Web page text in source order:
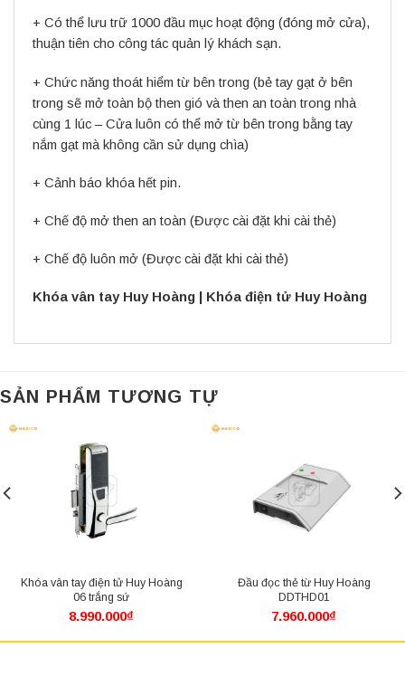
+ Có thể lưu trữ 1000 đầu mục hoạt động (đóng mở cửa),
thuận tiên cho công tác quản lý khách sạn.
+ Chức năng thoát hiểm từ bên trong (bẻ tay gạt ở bên
trong sẽ mở toàn bộ then gió và then an toàn trong nhà
cùng 1 lúc – Cửa luôn có thể mở từ bên trong bằng tay
nắm gạt mà không cần sử dụng chìa)
+ Cảnh báo khóa hết pin.
+ Chế độ mở then an toàn (Được cài đặt khi cài thẻ)
+ Chế độ luôn mở (Được cài đặt khi cài thẻ)
Khóa vân tay Huy Hoàng Khóa điện tử Huy Hoàng
SẢN PHẨM TƯƠNG TỰ
Khóa vân tay điện tử Huy Hoàng
06 trắng sứ
8.990.000₫
Đầu đọc thẻ từ Huy Hoàng
DDTHD01
7.960.000₫